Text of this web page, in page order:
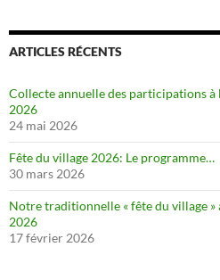
ARTICLES RÉCENTS
Collecte annuelle des participations à
2026
24 mai 2026
Fête du village 2026: Le programme…
30 mars 2026
Notre traditionnelle « fête du village
2026
17 février 2026